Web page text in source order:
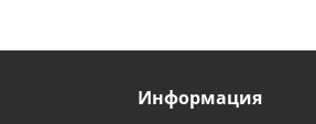
Информация